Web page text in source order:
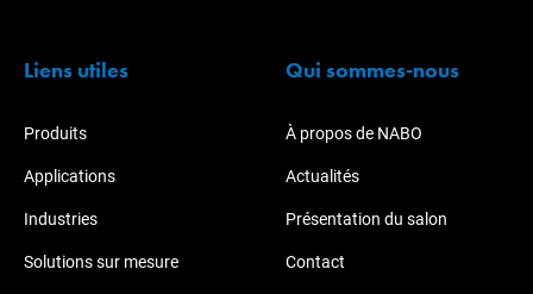
Liens utiles
Produits
Applications
Industries
Solutions sur mesure
Qui sommes-nous
À propos de NABO
Actualités
Présentation du salon
Contact